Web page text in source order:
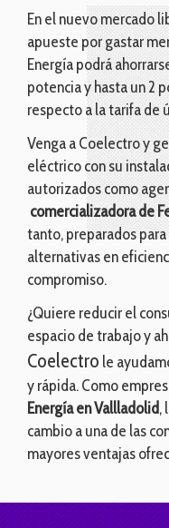
En el nuevo mercado
apueste por gastar
Energía podrá
potencia y hasta un 2
respecto a la tarifa de
Venga a Coelectro y
eléctrico con su
autorizados como
comercializadora de
tanto, preparados
alternativas en
compromiso.
¿Quiere reducir el
espacio de trabajo y
Coelectro le
y rápida. Como
Energía en Vallladolid,
cambio a una de las
mayores ventajas